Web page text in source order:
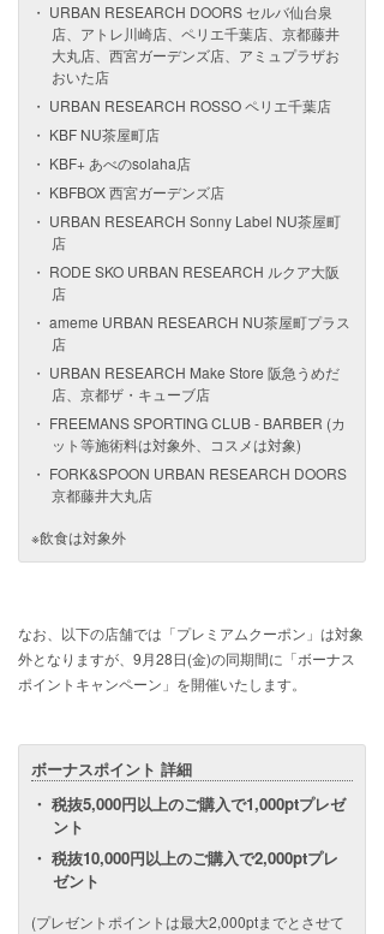
URBAN RESEARCH DOORS セルバ仙台泉
店、アトレ川崎店、ペリエ千葉店、京都藤井
大丸店、西宮ガーデンズ店、アミュプラザお
おいた店
URBAN RESEARCH ROSSO ペリエ千葉店
KBF NU茶屋町店
KBF+ あべのsolaha店
KBFBOX 西宮ガーデンズ店
URBAN RESEARCH Sonny Label NU茶屋町
店
RODE SKO URBAN RESEARCH ルクア大阪
店
ameme URBAN RESEARCH NU茶屋町プラス
店
URBAN RESEARCH Make Store 阪急うめだ
店、京都ザ・キューブ店
FREEMANS SPORTING CLUB ‐ BARBER (カ
ット等施術料は対象外、コスメは対象)
FORK&SPOON URBAN RESEARCH DOORS
京都藤井大丸店
※飲食は対象外
なお、以下の店舗では「プレミアムクーポン」は対象
外となりますが、9月28日(金)の同期間に「ボーナス
ポイントキャンペーン」を開催いたします。
ボーナスポイント 詳細
税抜5,000円以上のご購入で1,000ptプレゼ
ント
税抜10,000円以上のご購入で2,000ptプレ
ゼント
(プレゼントポイントは最大2,000ptまでとさせて